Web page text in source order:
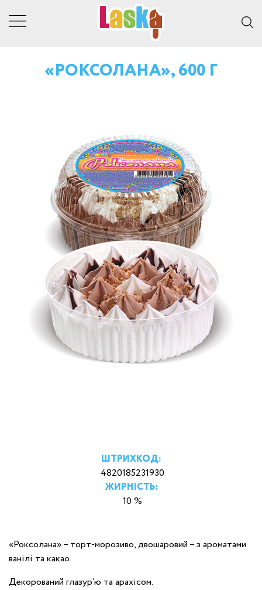
«РОКСОЛАНА», 600 Г
ШТРИХКОД:
4820185231930
ЖИРНІСТЬ:
10 %
«Роксолана» – торт-морозиво, двошаровий – з ароматами
ванілі та какао.
Декорований глазур’ю та арахісом.